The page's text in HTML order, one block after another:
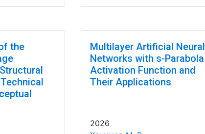
the
Multilayer Artificial Neural
Networks with s-Parabola
Activation Function and
Their Applications
2026